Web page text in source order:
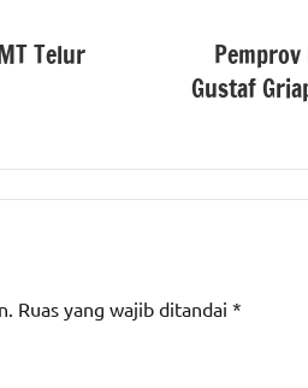
Telur
Gustaf
Ruas yang wajib ditandai *